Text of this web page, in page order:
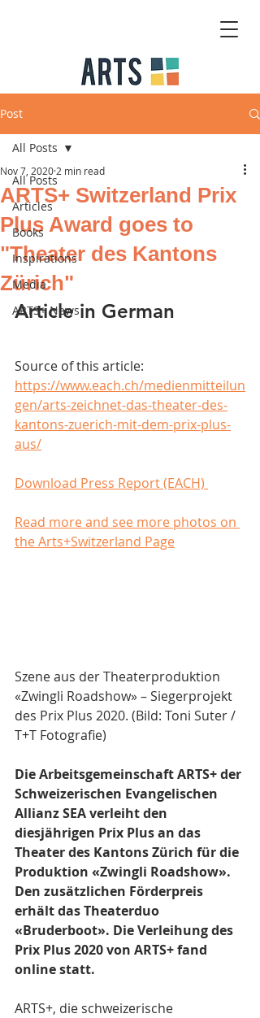
Post
All Posts
Articles
Books
Inspirations
Media
ARTS+ News
All Posts
ARTS+ Switzerland Prix
Plus Award goes to
"Theater des Kantons
Zürich"
Nov 7, 2020 2 min read
Article in German
Source of this article:
https://www.each.ch/medienmitteilun
gen/arts-zeichnet-das-theater-des-
kantons-zuerich-mit-dem-prix-plus-
aus/
Download Press Report (EACH)
Read more and see more photos on
the Arts+Switzerland Page
Szene aus der Theaterproduktion
«Zwingli Roadshow» – Siegerprojekt
des Prix Plus 2020. (Bild: Toni Suter /
T+T Fotografie)
Die Arbeitsgemeinschaft ARTS+ der
Schweizerischen Evangelischen
Allianz SEA verleiht den
diesjährigen Prix Plus an das
Theater des Kantons Zürich für die
Produktion «Zwingli Roadshow».
Den zusätzlichen Förderpreis
erhält das Theaterduo
«Bruderboot». Die Verleihung des
Prix Plus 2020 von ARTS+ fand
online statt.
ARTS+, die schweizerische